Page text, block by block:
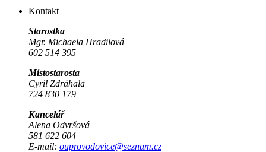
Kontakt
Starostka
Mgr. Michaela Hradilová
602 514 395
Místostarosta
Cyril Zdráhala
724 830 179
Kancelář
Alena Odvršová
581 622 604
E-mail: ouprovodovice@seznam.cz